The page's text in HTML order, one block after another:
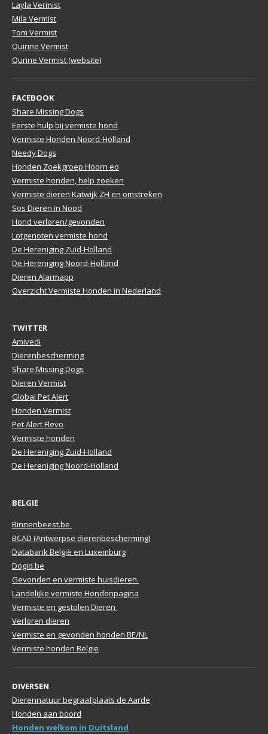
Layla Vermist
Mila Vermist
Tom Vermist
Quirine Vermist
Qurine Vermist (website)
FACEBOOK
Share Missing Dogs
Eerste hulp bij vermiste hond
Vermiste Honden Noord-Holland
Needy Dogs
Honden Zoekgroep Hoorn eo
Vermiste honden, help zoeken
Vermiste dieren Katwijk ZH en omstreken
Sos Dieren in Nood
Hond verloren/gevonden
Lotgenoten vermiste hond
De Hereniging Zuid-Holland
De Hereniging Noord-Holland
Dieren Alarmapp
Overzicht Vermiste Honden in Nederland
TWITTER
Amivedi
Dierenbescherming
Share Missing Dogs
Dieren Vermist
Global Pet Alert
Honden Vermist
Pet Alert Flevo
Vermiste honden
De Hereniging Zuid-Holland
De Hereniging Noord-Holland
BELGIE
Binnenbeest.be
BCAD (Antwerpse dierenbescherming)
Databank België en Luxemburg
Dogid.be
Gevonden en vermiste huisdieren
Landelijke vermiste Hondenpagina
Vermiste en gestolen Dieren
Verloren dieren
Vermiste en gevonden honden BE/NL
Vermiste honden Belgie
DIVERSEN
Dierennatuur begraafplaats de Aarde
Honden aan boord
Honden welkom in Duitsland